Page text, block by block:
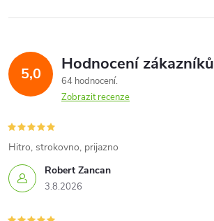
5,0 Hodnocení zákazníků
64 hodnocení
Zobrazit recenze
Robert Zancan
3.8.2026
Hitro, strokovno, prijazno